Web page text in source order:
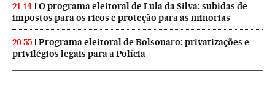
21:14
O programa eleitoral de Lula da Silva: subidas de
impostos para os ricos e proteção para as minorias
20:55
Programa eleitoral de Bolsonaro: privatizações e
privilégios legais para a Polícia